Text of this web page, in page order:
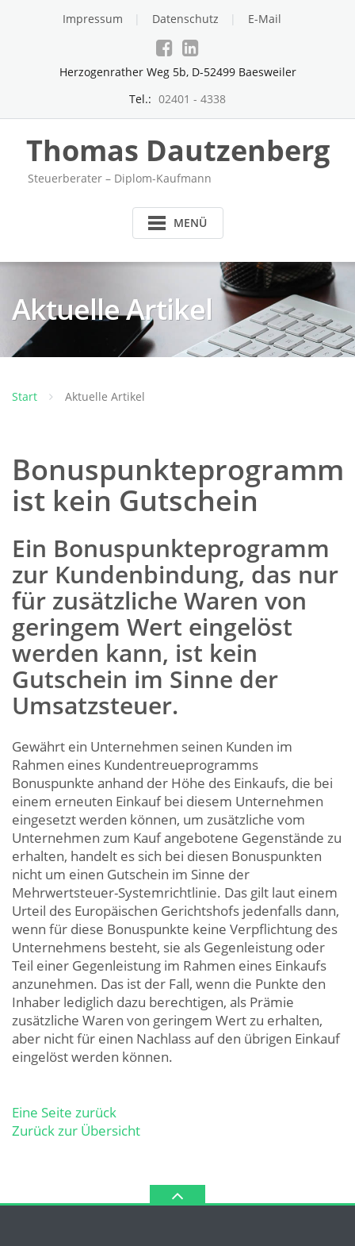
Impressum Datenschutz E-Mail
Herzogenrather Weg 5b, D-52499 Baesweiler
Tel.: 02401 - 4338
Thomas Dautzenberg
Steuerberater – Diplom-Kaufmann
MENÜ
Aktuelle Artikel
Start Aktuelle Artikel
Bonuspunkteprogramm
ist kein Gutschein
Ein Bonuspunkteprogramm
zur Kundenbindung, das nur
für zusätzliche Waren von
geringem Wert eingelöst
werden kann, ist kein
Gutschein im Sinne der
Umsatzsteuer.
Gewährt ein Unternehmen seinen Kunden im
Rahmen eines Kundentreueprogramms
Bonuspunkte anhand der Höhe des Einkaufs, die bei
einem erneuten Einkauf bei diesem Unternehmen
eingesetzt werden können, um zusätzliche vom
Unternehmen zum Kauf angebotene Gegenstände zu
erhalten, handelt es sich bei diesen Bonuspunkten
nicht um einen Gutschein im Sinne der
Mehrwertsteuer-Systemrichtlinie. Das gilt laut einem
Urteil des Europäischen Gerichtshofs jedenfalls dann,
wenn für diese Bonuspunkte keine Verpflichtung des
Unternehmens besteht, sie als Gegenleistung oder
Teil einer Gegenleistung im Rahmen eines Einkaufs
anzunehmen. Das ist der Fall, wenn die Punkte den
Inhaber lediglich dazu berechtigen, als Prämie
zusätzliche Waren von geringem Wert zu erhalten,
aber nicht für einen Nachlass auf den übrigen Einkauf
eingelöst werden können.
Eine Seite zurück
Zurück zur Übersicht